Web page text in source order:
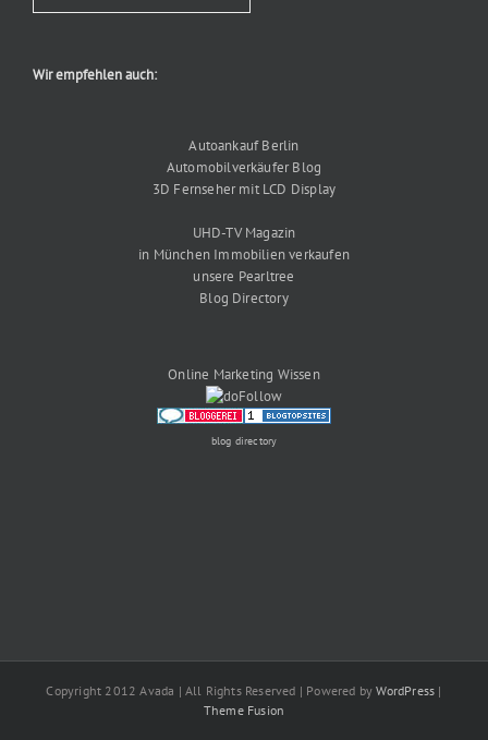
Wir empfehlen auch:
Autoankauf Berlin
Automobilverkäufer Blog
3D Fernseher mit LCD Display
UHD-TV Magazin
in München Immobilien verkaufen
unsere Pearltree
Blog Directory
Online Marketing Wissen
blog directory
Copyright 2012 Avada | All Rights Reserved | Powered byWordPress |
Theme Fusion